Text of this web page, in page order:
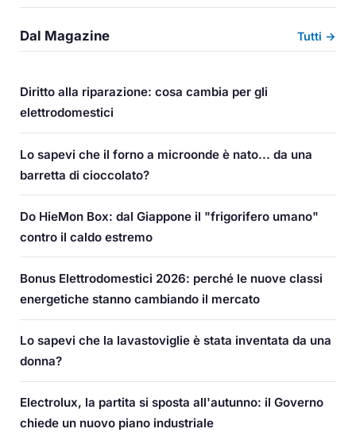
Dal Magazine Tutti →
Diritto alla riparazione: cosa cambia per gli
elettrodomestici
Lo sapevi che il forno a microonde è nato... da una
barretta di cioccolato?
Do HieMon Box: dal Giappone il "frigorifero umano"
contro il caldo estremo
Bonus Elettrodomestici 2026: perché le nuove classi
energetiche stanno cambiando il mercato
Lo sapevi che la lavastoviglie è stata inventata da una
donna?
Electrolux, la partita si sposta all'autunno: il Governo
chiede un nuovo piano industriale